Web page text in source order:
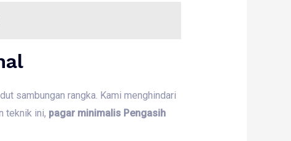
sambungan rangka. Kami menghindari
teknik ini, pagar minimalis Pengasih